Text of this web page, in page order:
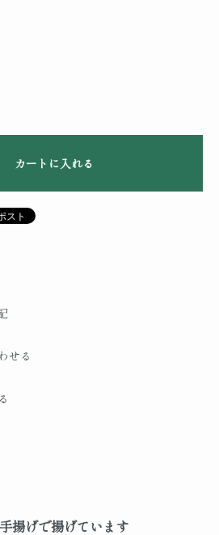
カートに入れる
せる
揚げで揚げています